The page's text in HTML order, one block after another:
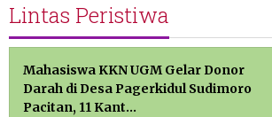
Lintas Peristiwa
Mahasiswa KKN UGM Gelar Donor
Darah di Desa Pagerkidul Sudimoro
Pacitan, 11 Kant…